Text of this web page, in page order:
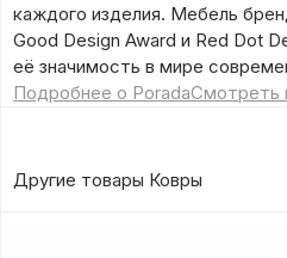
каждого изделия. Мебель
Good Design Award и Red Dot
её значимость в мире
Подробнее о PoradaСмотреть
Другие товары Ковры